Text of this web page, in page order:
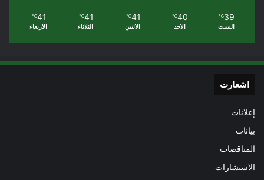
39
℃
السبت
40
℃
الأحد
41
℃
الأثنين
41
℃
الثلاثاء
41
℃
الأربعاء
اشعارت
إعلانات
بيانات
المناقصات
الاستشارات